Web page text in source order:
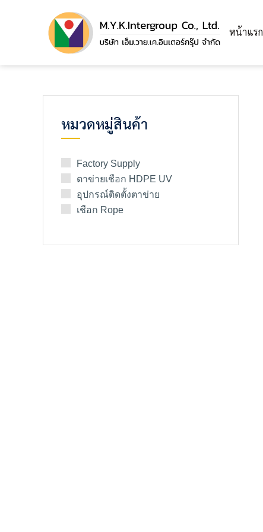
หน้าแรก
หมวดหมู่สินค้า
Factory Supply
ตาข่ายเชือก HDPE UV
อุปกรณ์ติดตั้งตาข่าย
เชือก Rope